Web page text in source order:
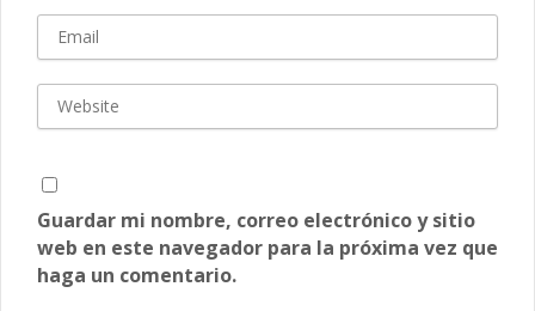
Guardar mi nombre, correo electrónico y sitio
web en este navegador para la próxima vez que
haga un comentario.